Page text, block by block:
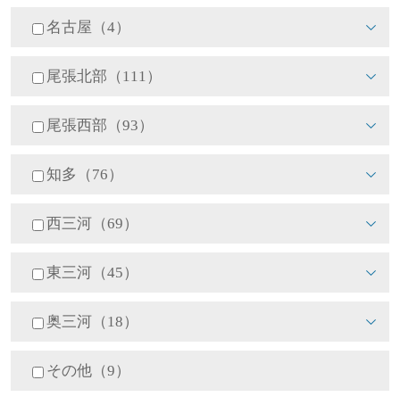
名古屋（4）
尾張北部（111）
尾張西部（93）
知多（76）
西三河（69）
東三河（45）
奥三河（18）
その他（9）